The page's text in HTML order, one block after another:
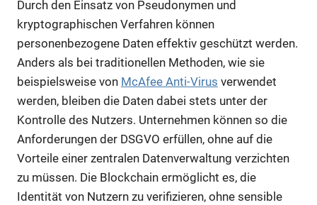
Durch den Einsatz von Pseudonymen und
kryptographischen Verfahren können
personenbezogene Daten effektiv geschützt werden.
Anders als bei traditionellen Methoden, wie sie
beispielsweise von McAfee Anti-Virus verwendet
werden, bleiben die Daten dabei stets unter der
Kontrolle des Nutzers. Unternehmen können so die
Anforderungen der DSGVO erfüllen, ohne auf die
Vorteile einer zentralen Datenverwaltung verzichten
zu müssen. Die Blockchain ermöglicht es, die
Identität von Nutzern zu verifizieren, ohne sensible